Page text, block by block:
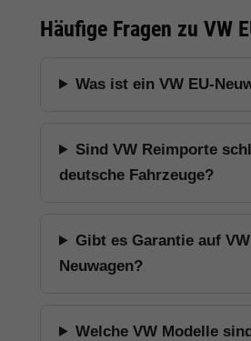
Häufige Fragen zu VW
Was ist ein VW EU-
Sind VW Reimporte
deutsche Fahrzeuge?
Gibt es Garantie auf
Neuwagen?
Welche VW Modelle